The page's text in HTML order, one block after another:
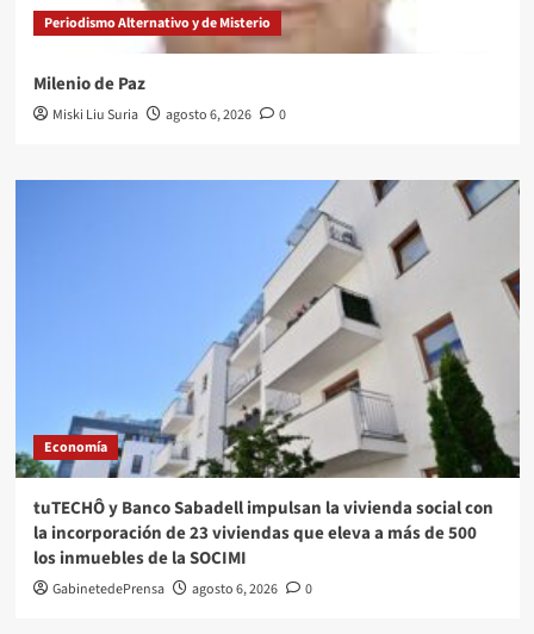
Periodismo Alternativo y de Misterio
Milenio de Paz
Miski Liu Suria agosto 6, 2026 0
Economía
tuTECHÔ y Banco Sabadell impulsan la vivienda social con
la incorporación de 23 viviendas que eleva a más de 500
los inmuebles de la SOCIMI
GabinetedePrensa agosto 6, 2026 0